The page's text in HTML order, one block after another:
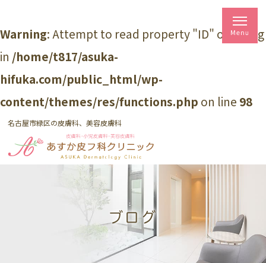
Warning: Attempt to read property "ID" on string
in /home/t817/asuka-
hifuka.com/public_html/wp-
content/themes/res/functions.php on line 98
名古屋市緑区の皮膚科、美容皮膚科
ブログ